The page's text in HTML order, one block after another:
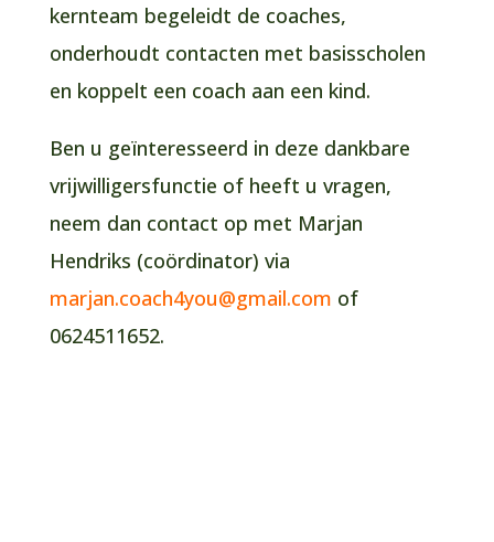
kernteam begeleidt de coaches,
onderhoudt contacten met basisscholen
en koppelt een coach aan een kind.
Ben u geïnteresseerd in deze dankbare
vrijwilligersfunctie of heeft u vragen,
neem dan contact op met Marjan
Hendriks (coördinator) via
marjan.coach4you@gmail.com of
0624511652.